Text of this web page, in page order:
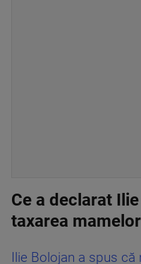
Ce a declarat
taxarea mamelor
Ilie Bolojan a spus